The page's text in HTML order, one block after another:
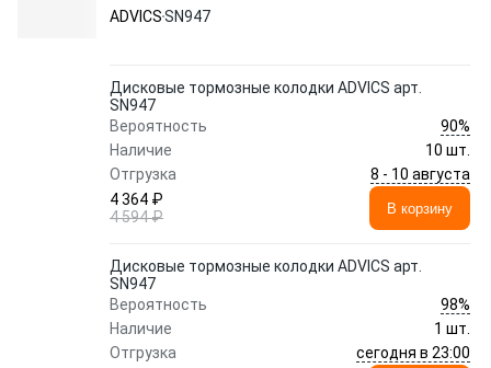
ADVICSSN947
Дисковые тормозные колодки ADVICS арт.
SN947
Вероятность
90%
Наличие
10 шт.
Отгрузка
8 - 10 августа
4 364 ₽
4 594 ₽
В корзину
Дисковые тормозные колодки ADVICS арт.
SN947
Вероятность
98%
Наличие
1 шт.
Отгрузка
сегодня в 23:00